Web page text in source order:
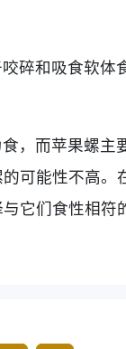
碎和吸食软体
，而苹果螺主
可能性不高。
它们食性相符